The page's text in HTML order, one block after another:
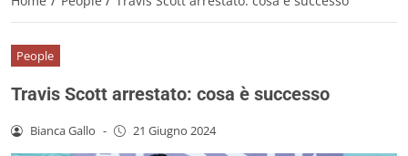
People
Travis Scott arrestato: cosa è successo
Bianca Gallo - 21 Giugno 2024